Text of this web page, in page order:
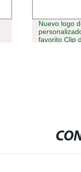
Nuevo logo
favorito Clip